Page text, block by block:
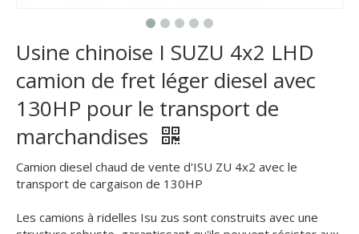
Usine chinoise I SUZU 4x2 LHD
camion de fret léger diesel avec
130HP pour le transport de
marchandises
Camion diesel chaud de vente d'ISU ZU 4x2 avec le
transport de cargaison de 130HP
Les camions à ridelles Isu zus sont construits avec une